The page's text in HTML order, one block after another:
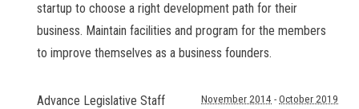
startup to choose a right development path for their
business. Maintain facilities and program for the members
to improve themselves as a business founders.
Advance Legislative Staff
November 2014 - October 2019